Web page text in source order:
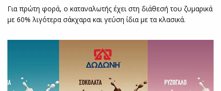
Για πρώτη φορά, ο καταναλωτής έχει στη διάθεσή του ζυμαρικά
με 60% λιγότερα σάκχαρα και γεύση ίδια με τα κλασικά.